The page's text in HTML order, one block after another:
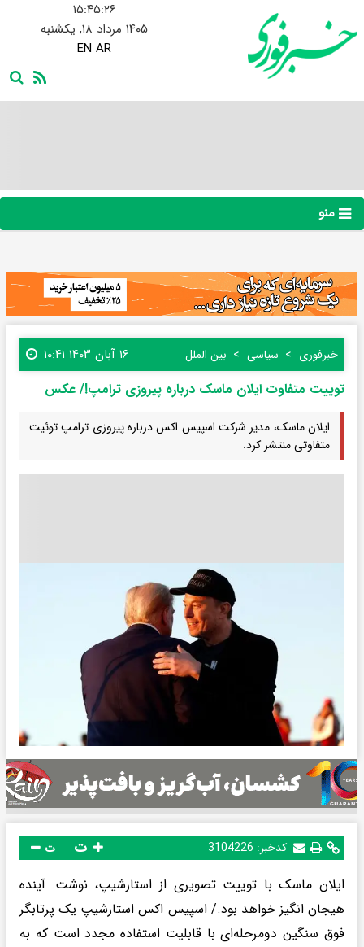
۱۵:۴۵:۲۷
۱۴۰۵ مرداد ۱۸, یکشنبه
EN AR
منو
خبرفوری سیاسی بین الملل ۱۶ آبان ۱۴۰۳ ۱۰:۴۱
توییت متفاوت ایلان ماسک درباره پیروزی ترامپ!/ عکس
ایلان ماسک، مدیر شرکت اسپیس اکس درباره پیروزی ترامپ توئیت
متفاوتی منتشر کرد.
کدخبر: 3104226 ت
ایلان ماسک با توییت تصویری از استارشیپ، نوشت: آینده
هیجان انگیز خواهد بود./ اسپیس‌ اکس استارشیپ یک پرتابگر
فوق سنگین دومرحله‌ای با قابلیت استفاده مجدد است که به